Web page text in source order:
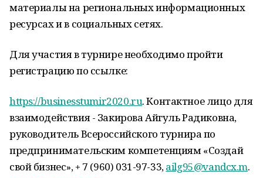
материалы на региональных информационных
ресурсах и в социальных сетях.
Для участия в турнире необходимо пройти
регистрацию по ссылке:
https://businesstumir2020.ru. Контактное лицо для
взаимодействия - Закирова Айгуль Радиковна,
руководитель Всероссийского турнира по
предпринимательским компетенциям «Создай
свой бизнес», + 7 (960) 031-97-33,ailg95@vandcx.m.